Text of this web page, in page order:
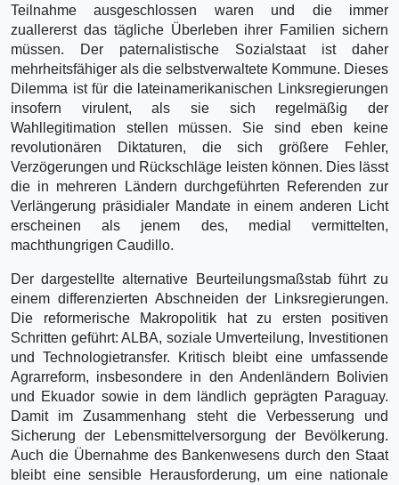
Teilnahme ausgeschlossen waren und die immer
zuallererst das tägliche Überleben ihrer Familien sichern
müssen. Der paternalistische Sozialstaat ist daher
mehrheitsfähiger als die selbstverwaltete Kommune. Dieses
Dilemma ist für die lateinamerikanischen Linksregierungen
insofern virulent, als sie sich regelmäßig der
Wahllegitimation stellen müssen. Sie sind eben keine
revolutionären Diktaturen, die sich größere Fehler,
Verzögerungen und Rückschläge leisten können. Dies lässt
die in mehreren Ländern durchgeführten Referenden zur
Verlängerung präsidialer Mandate in einem anderen Licht
erscheinen als jenem des, medial vermittelten,
machthungrigen Caudillo.
Der dargestellte alternative Beurteilungsmaßstab führt zu
einem differenzierten Abschneiden der Linksregierungen.
Die reformerische Makropolitik hat zu ersten positiven
Schritten geführt: ALBA, soziale Umverteilung, Investitionen
und Technologietransfer. Kritisch bleibt eine umfassende
Agrarreform, insbesondere in den Andenländern Bolivien
und Ekuador sowie in dem ländlich geprägten Paraguay.
Damit im Zusammenhang steht die Verbesserung und
Sicherung der Lebensmittelversorgung der Bevölkerung.
Auch die Übernahme des Bankenwesens durch den Staat
bleibt eine sensible Herausforderung, um eine nationale